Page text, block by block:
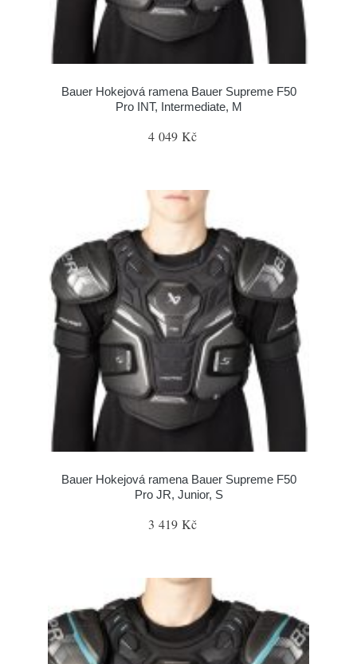
Bauer Hokejová ramena Bauer Supreme F50
Pro INT, Intermediate, M
4 049 Kč
Bauer Hokejová ramena Bauer Supreme F50
Pro JR, Junior, S
3 419 Kč